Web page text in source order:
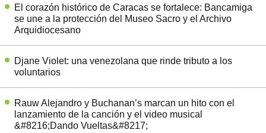
El corazón histórico de Caracas se fortalece: Bancamiga
se une a la protección del Museo Sacro y el Archivo
Arquidiocesano
Djane Violet: una venezolana que rinde tributo a los
voluntarios
Rauw Alejandro y Buchanan’s marcan un hito con el
lanzamiento de la canción y el video musical
&#8216;Dando Vueltas&#8217;